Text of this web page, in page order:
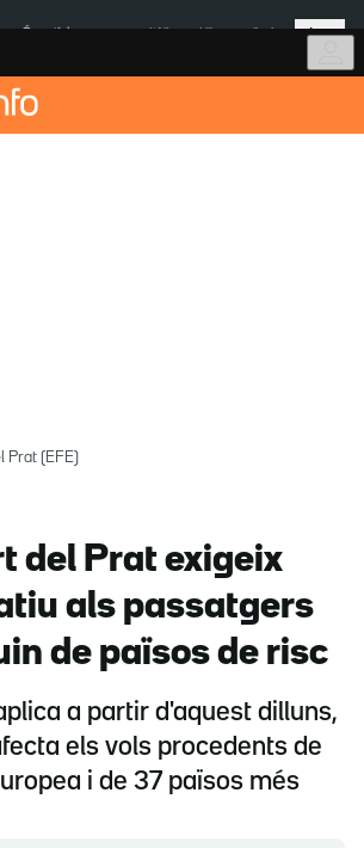
Més
Prat (EFE)
del Prat exigeix
als passatgers
de països de risc
a partir d'aquest dilluns,
els vols procedents de
i de 37 països més